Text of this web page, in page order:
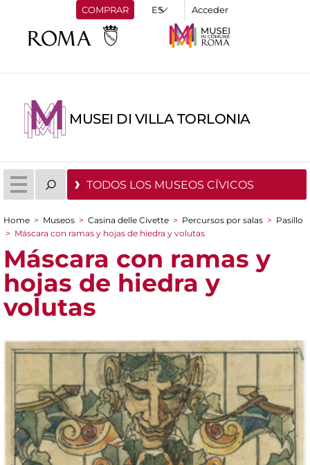
COMPRAR Acceder
MUSEI DI VILLA TORLONIA
TODOS LOS MUSEOS CÍVICOS
You are here
Home > Museos > Casina delle Civette > Percursos por salas > Pasillo
> Máscara con ramas y hojas de hiedra y volutas
Máscara con ramas y
hojas de hiedra y
volutas